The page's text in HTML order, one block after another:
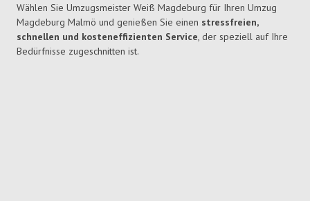
Wählen Sie Umzugsmeister Weiß Magdeburg für Ihren Umzug
Magdeburg Malmö und genießen Sie einen stressfreien,
schnellen und kosteneffizienten Service, der speziell auf Ihre
Bedürfnisse zugeschnitten ist.